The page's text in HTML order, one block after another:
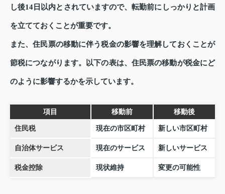
し後14日以内とされていますので、転勤前にしっかりと計画
を立てておくことが重要です。
また、住民票の移動に伴う税金の影響を理解しておくことが
節税につながります。以下の表は、住民票の移動が税金にど
のように影響するかを示しています。
項目 移動前 移動後
住民税 現在の市区町村 新しい市区町村
自治体サービス 現在のサービス 新しいサービス
税金控除 現状維持 変更の可能性